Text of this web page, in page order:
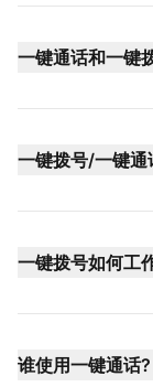
一键通话和一键
一键拨号/一键通
一键拨号如何工
谁使用一键通话?